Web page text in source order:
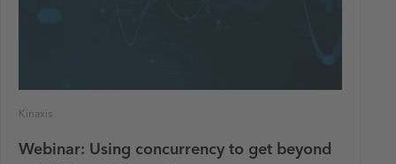
Kinaxis
Webinar: Using concurrency to get beyond